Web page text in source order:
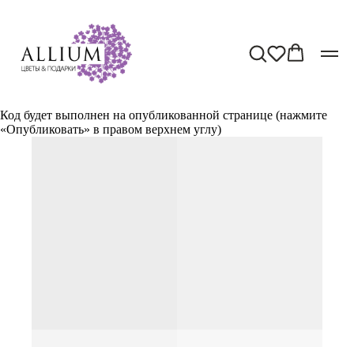
Код будет выполнен на опубликованной странице (нажмите
«Опубликовать» в правом верхнем углу)